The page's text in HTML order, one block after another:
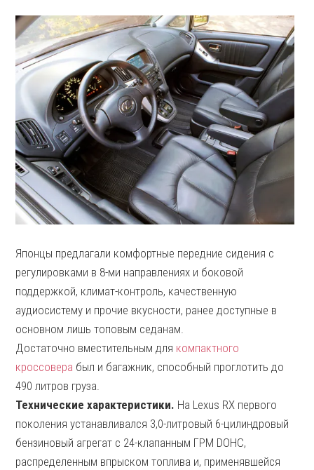
Японцы предлагали комфортные передние сидения с
регулировками в 8-ми направлениях и боковой
поддержкой, климат-контроль, качественную
аудиосистему и прочие вкусности, ранее доступные в
основном лишь топовым седанам.
Достаточно вместительным для компактного
кроссовера был и багажник, способный проглотить до
490 литров груза.
Технические характеристики. На Lexus RX первого
поколения устанавливался 3,0-литровый 6-цилиндровый
бензиновый агрегат с 24-клапанным ГРМ DOHC,
распределенным впрыском топлива и, применявшейся